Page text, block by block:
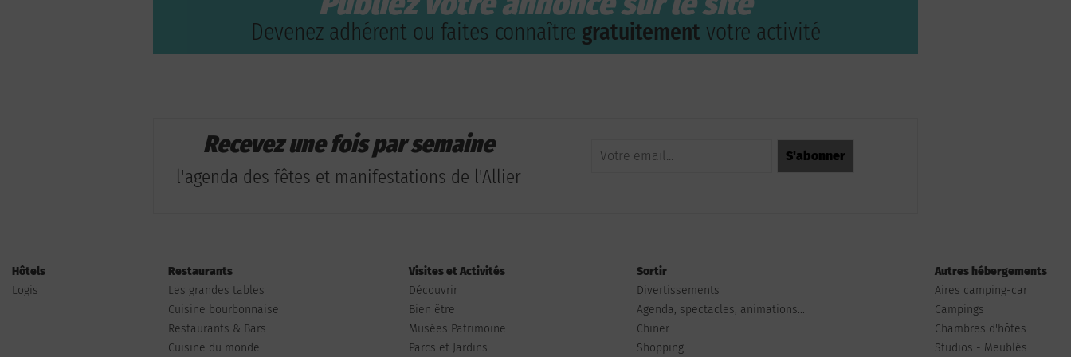
Devenez adhérent ou faites connaître gratuitement votre activité
Recevez une fois par semaine
l'agenda des fêtes et manifestations de l'Allier
Hôtels
Logis
Restaurants
Les grandes tables
Cuisine bourbonnaise
Restaurants & Bars
Cuisine du monde
Visites et Activités
Découvrir
Bien être
Musées Patrimoine
Parcs et Jardins
Sortir
Divertissements
Agenda, spectacles, animations...
Chiner
Shopping
Autres hébergements
Aires camping-car
Campings
Chambres d'hôtes
Studios - Meublés